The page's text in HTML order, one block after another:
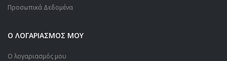
Προσωπικά Δεδομένα
Ο ΛΟΓΑΡΙΑΣΜΟΣ ΜΟΥ
Ο λογαριασμός μου